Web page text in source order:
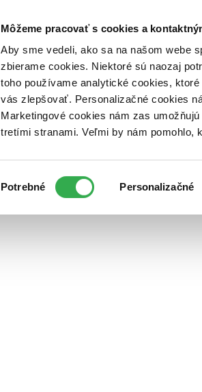
Môžeme pracovať s cookies a
Aby sme vedeli, ako sa na našom webe
zbierame cookies. Niektoré sú naozaj
toho používame analytické cookies,
vás zlepšovať. Personalizačné cookies
Marketingové cookies nám zas
tretími stranami. Veľmi by nám pomohlo,
súhlasu
Potrebné Personalizačné